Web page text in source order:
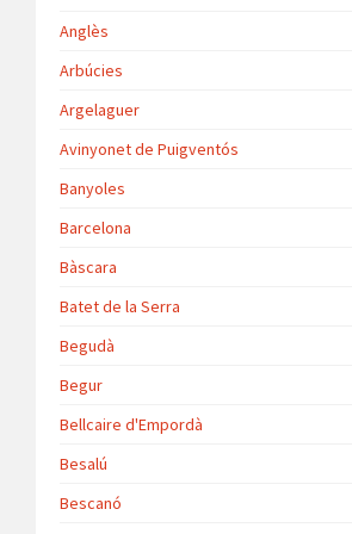
Anglès
Arbúcies
Argelaguer
Avinyonet de Puigventós
Banyoles
Barcelona
Bàscara
Batet de la Serra
Begudà
Begur
Bellcaire d'Empordà
Besalú
Bescanó